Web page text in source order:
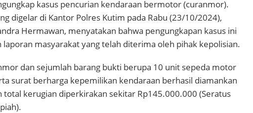
kasus pencurian kendaraan bermotor (curanmor).
digelar di Kantor Polres Kutim pada Rabu (23/10/2024),
Hermawan, menyatakan bahwa pengungkapan kasus ini
laporan masyarakat yang telah diterima oleh pihak kepolisian.
dan sejumlah barang bukti berupa 10 unit sepeda motor
surat berharga kepemilikan kendaraan berhasil diamankan
total kerugian diperkirakan sekitar Rp145.000.000 (Seratus